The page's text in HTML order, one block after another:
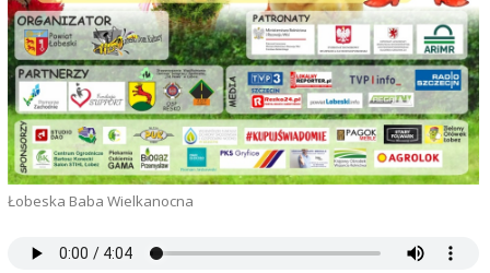
Łobeska Baba Wielkanocna